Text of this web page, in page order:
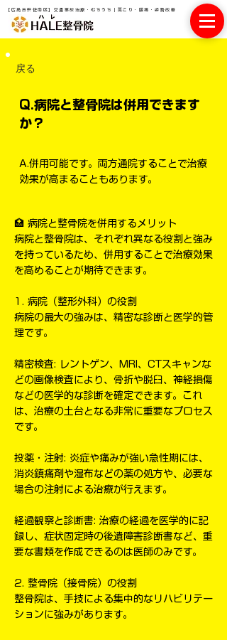
【広島市安佐南区】交通事故治療・むちうち｜肩こり・腰痛・姿勢改善
戻る
Q.病院と整骨院は併用できます
か？
A.併用可能です。両方通院することで治療
効果が高まることもあります。
🏥 病院と整骨院を併用するメリット
病院と整骨院は、それぞれ異なる役割と強み
を持っているため、併用することで治療効果
を高めることが期待できます。
1. 病院（整形外科）の役割
病院の最大の強みは、精密な診断と医学的管
理です。
精密検査: レントゲン、MRI、CTスキャンな
どの画像検査により、骨折や脱臼、神経損傷
などの医学的な診断を確定できます。これ
は、治療の土台となる非常に重要なプロセス
です。
投薬・注射: 炎症や痛みが強い急性期には、
消炎鎮痛剤や湿布などの薬の処方や、必要な
場合の注射による治療が行えます。
経過観察と診断書: 治療の経過を医学的に記
録し、症状固定時の後遺障害診断書など、重
要な書類を作成できるのは医師のみです。
2. 整骨院（接骨院）の役割
整骨院は、手技による集中的なリハビリテー
ションに強みがあります。